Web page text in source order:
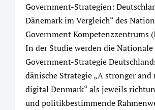
Government-Strategien:
Dänemark im Vergleich“ des
Government Kompetenzzen­trums
In der Studie werden die Nationale
Government-Strategie
dänische Strategie „A stronger and
digital Denmark“ als jeweils
und politikbestimmende